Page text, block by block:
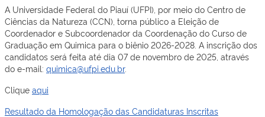
A Universidade Federal do Piauí (UFPI), por meio do Centro de
Ciências da Natureza (CCN), torna público a Eleição de
Coordenador e Subcoordenador da Coordenação do Curso de
Graduação em Quimica para o biênio 2026-2028. A inscrição dos
candidatos será feita até dia 07 de novembro de 2025, através
do e-mail: quimica@ufpi.edu.br.
Clique aqui
Resultado da Homologação das Candidaturas Inscritas